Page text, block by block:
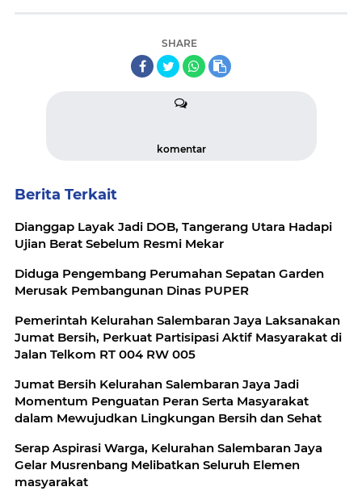
SHARE
komentar
Berita Terkait
Dianggap Layak Jadi DOB, Tangerang Utara Hadapi
Ujian Berat Sebelum Resmi Mekar
Diduga Pengembang Perumahan Sepatan Garden
Merusak Pembangunan Dinas PUPER
Pemerintah Kelurahan Salembaran Jaya Laksanakan
Jumat Bersih, Perkuat Partisipasi Aktif Masyarakat di
Jalan Telkom RT 004 RW 005
Jumat Bersih Kelurahan Salembaran Jaya Jadi
Momentum Penguatan Peran Serta Masyarakat
dalam Mewujudkan Lingkungan Bersih dan Sehat
Serap Aspirasi Warga, Kelurahan Salembaran Jaya
Gelar Musrenbang Melibatkan Seluruh Elemen
masyarakat